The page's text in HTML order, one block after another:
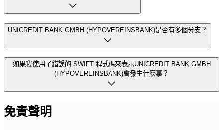
UNICREDIT BANK GMBH (HYPOVEREINSBANK)是否有多個分支？
如果我使用了錯誤的 SWIFT 程式碼來表示UNICREDIT BANK GMBH
(HYPOVEREINSBANK)會發生什麼事？
免責聲明